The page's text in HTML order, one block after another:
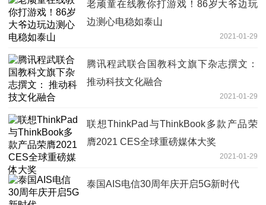
老顽童在线教你打游戏！86岁大爷边玩
边测心电稳如泰山
2021-01-29
腾讯程武联合国教科文旗下杂志撰文：
推动科技文化融合
2021-01-29
联想ThinkPad与ThinkBook多款产品荣
膺2021 CES全球重磅媒体大奖
2021-01-29
泰国AIS电信30周年庆开启5G新时代